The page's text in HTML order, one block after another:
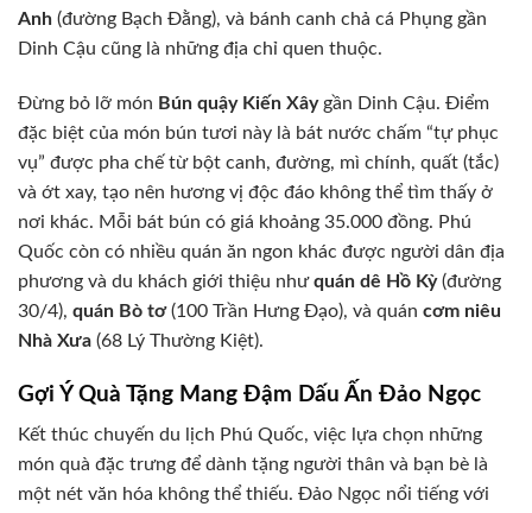
Anh (đường Bạch Đằng), và bánh canh chả cá Phụng gần
Dinh Cậu cũng là những địa chỉ quen thuộc.
Đừng bỏ lỡ món Bún quậy Kiến Xâygần Dinh Cậu. Điểm
đặc biệt của món bún tươi này là bát nước chấm “tự phục
vụ” được pha chế từ bột canh, đường, mì chính, quất (tắc)
và ớt xay, tạo nên hương vị độc đáo không thể tìm thấy ở
nơi khác. Mỗi bát bún có giá khoảng 35.000 đồng. Phú
Quốc còn có nhiều quán ăn ngon khác được người dân địa
phương và du khách giới thiệu nhưquán dê Hồ Kỳ(đường
30/4), quán Bò tơ(100 Trần Hưng Đạo), và quán cơm niêu
Nhà Xưa (68 Lý Thường Kiệt).
Gợi Ý Quà Tặng Mang Đậm Dấu Ấn Đảo Ngọc
Kết thúc chuyến du lịch Phú Quốc, việc lựa chọn những
món quà đặc trưng để dành tặng người thân và bạn bè là
một nét văn hóa không thể thiếu. Đảo Ngọc nổi tiếng với